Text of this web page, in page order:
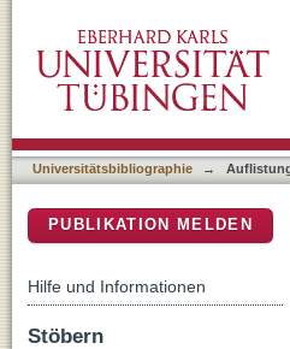
Universitätsbibliographie →
PUBLIKATION MELDEN
Hilfe und Informationen
Stöbern